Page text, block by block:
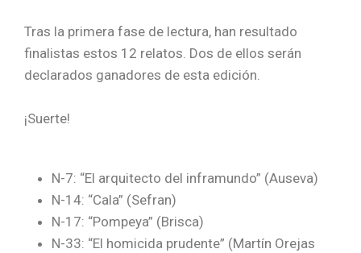
Tras la primera fase de lectura, han resultado
finalistas estos 12 relatos. Dos de ellos serán
declarados ganadores de esta edición.
¡Suerte!
N-7: “El arquitecto del inframundo” (Auseva)
N-14: “Cala” (Sefran)
N-17: “Pompeya” (Brisca)
N-33: “El homicida prudente” (Martín Orejas